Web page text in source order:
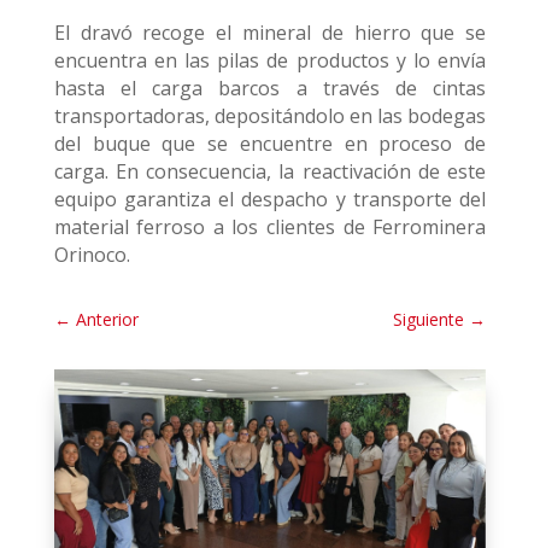
El dravó recoge el mineral de hierro que se
encuentra en las pilas de productos y lo envía
hasta el carga barcos a través de cintas
transportadoras, depositándolo en las bodegas
del buque que se encuentre en proceso de
carga. En consecuencia, la reactivación de este
equipo garantiza el despacho y transporte del
material ferroso a los clientes de Ferrominera
Orinoco.
← Anterior Siguiente →